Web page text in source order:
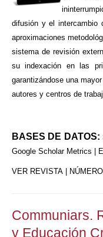
difusión y el intercambio
aproximaciones
sistema de revisión
su indexación en las
garantizándose una
autores y centros de
BASES DE DATOS:
Google Scholar Metrics |
VER REVISTA
Communiars.
y Educación